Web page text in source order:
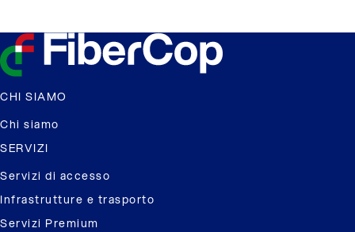
CHI SIAMO
Chi siamo
SERVIZI
Servizi di accesso
Infrastrutture e trasporto
Servizi Premium